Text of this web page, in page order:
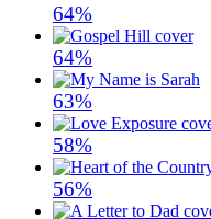
64%
64%
63%
58%
56%